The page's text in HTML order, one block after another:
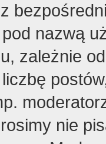
nazwą
zależnie
nie